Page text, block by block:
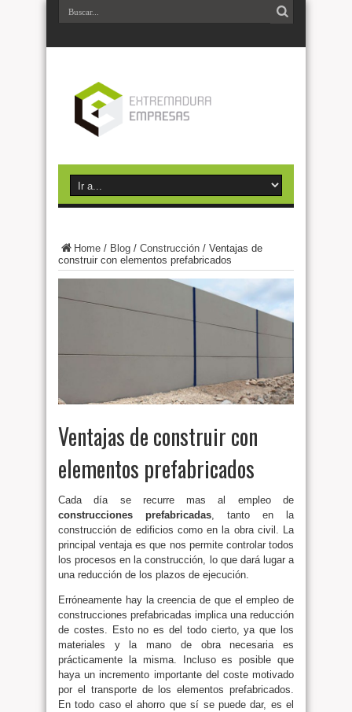
Home / Blog / Construcción / Ventajas de
construir con elementos prefabricados
Ventajas de construir con
elementos prefabricados
Cada día se recurre mas al empleo de
construcciones prefabricadas , tanto en la
construcción de edificios como en la obra civil. La
principal ventaja es que nos permite controlar todos
los procesos en la construcción, lo que dará lugar a
una reducción de los plazos de ejecución.
Erróneamente hay la creencia de que el empleo de
construcciones prefabricadas implica una reducción
de costes. Esto no es del todo cierto, ya que los
materiales y la mano de obra necesaria es
prácticamente la misma. Incluso es posible que
haya un incremento importante del coste motivado
por el transporte de los elementos prefabricados.
En todo caso el ahorro que sí se puede dar, es el